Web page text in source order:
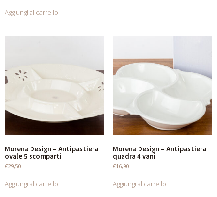
Aggiungi al carrello
Morena Design – Antipastiera
ovale 5 scomparti
€29,50
Aggiungi al carrello
Morena Design – Antipastiera
quadra 4 vani
€16,90
Aggiungi al carrello